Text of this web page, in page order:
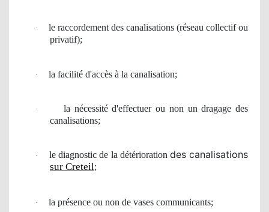
· le raccordement des canalisations (réseau collectifou
privatif);
· la facilité d'accès à la canalisation;
· la nécessitéd'effectuer ou non un dragage des
canalisations;
· le diagnostic de la détérioration des canalisations
sur Creteil;
· la présence ou non de vases communicants;